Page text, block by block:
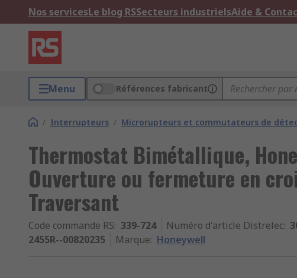
Nos servicesLe blog RSSecteurs industrielsAide &
Menu Références fabricant
/ Interrupteurs / Microrupteurs et commutateurs de
Thermostat Bimétallique,
Ouverture ou fermeture en
Traversant
Code commande RS: 339-724 Numéro d'article Distrelec:
2455R--00820235
Marque: Honeywell